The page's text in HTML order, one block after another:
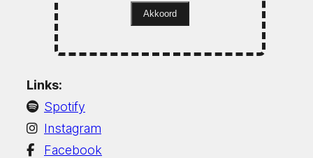
Akkoord
Links:
Spotify
Instagram
Facebook